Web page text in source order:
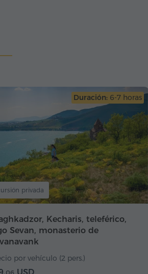
Duración: 6-7 horas
privada
Kecharis, teleférico,
Sevan, monasterio de
por vehículo (2 pers.)